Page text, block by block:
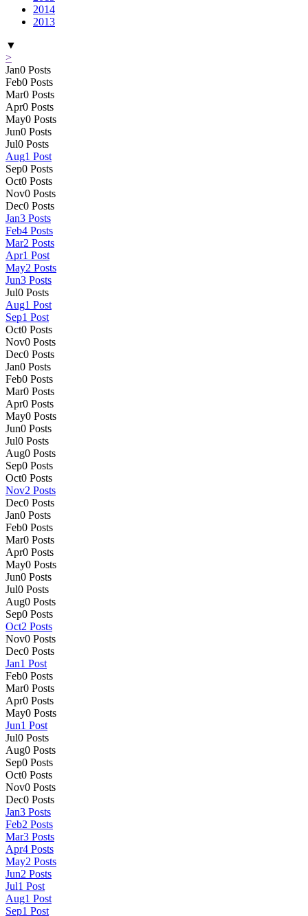
2014
2013
▼
>
Jan0 Posts
Feb0 Posts
Mar0 Posts
Apr0 Posts
May0 Posts
Jun0 Posts
Jul0 Posts
Aug1 Post
Sep0 Posts
Oct0 Posts
Nov0 Posts
Dec0 Posts
Jan3 Posts
Feb4 Posts
Mar2 Posts
Apr1 Post
May2 Posts
Jun3 Posts
Jul0 Posts
Aug1 Post
Sep1 Post
Oct0 Posts
Nov0 Posts
Dec0 Posts
Jan0 Posts
Feb0 Posts
Mar0 Posts
Apr0 Posts
May0 Posts
Jun0 Posts
Jul0 Posts
Aug0 Posts
Sep0 Posts
Oct0 Posts
Nov2 Posts
Dec0 Posts
Jan0 Posts
Feb0 Posts
Mar0 Posts
Apr0 Posts
May0 Posts
Jun0 Posts
Jul0 Posts
Aug0 Posts
Sep0 Posts
Oct2 Posts
Nov0 Posts
Dec0 Posts
Jan1 Post
Feb0 Posts
Mar0 Posts
Apr0 Posts
May0 Posts
Jun1 Post
Jul0 Posts
Aug0 Posts
Sep0 Posts
Oct0 Posts
Nov0 Posts
Dec0 Posts
Jan3 Posts
Feb2 Posts
Mar3 Posts
Apr4 Posts
May2 Posts
Jun2 Posts
Jul1 Post
Aug1 Post
Sep1 Post